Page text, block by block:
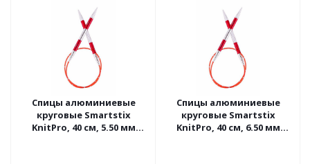
Спицы алюминиевые
круговые Smartstix
KnitPro, 40 см, 5.50 мм
Спицы алюминиевые
круговые Smartstix
KnitPro, 40 см, 6.50 мм